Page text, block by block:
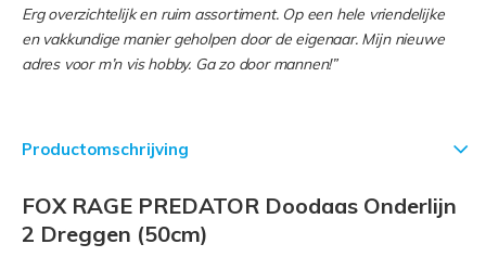
Erg overzichtelijk en ruim assortiment. Op een hele vriendelijke
en vakkundige manier geholpen door de eigenaar. Mijn nieuwe
adres voor m’n vis hobby. Ga zo door mannen!”
Productomschrijving
FOX RAGE PREDATOR Doodaas Onderlijn
2 Dreggen (50cm)